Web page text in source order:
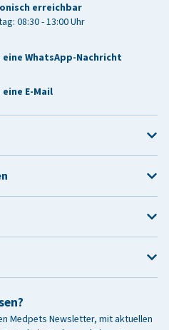
erreichbar
08:30 - 13:00 Uhr
eine WhatsApp-Nachricht
eine E-Mail
Medpets Newsletter, mit aktuellen